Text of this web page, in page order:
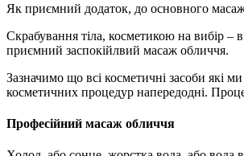
Як приємний додаток, до основного
Скрабування тіла, косметикою на вибір –
приємний заспокійлвий масаж обличчя.
Зазначимо що всі косметичні засоби які
косметичних процедур напередодні.
Професійний масаж обличчя